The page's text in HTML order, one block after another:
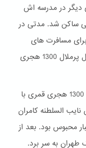
دیگر در مدرسه اش
ساکن شد. مدتی در
مسافرت های
تبلیغی به اطراف ایران قیام فرمود تا سال پرملال 1300 هجری
باری جناب ابوالفضائل در سال 1300 هجری قمری با
السلطنه کامران
محبوس بود. بعد از
طهران به سر برد.